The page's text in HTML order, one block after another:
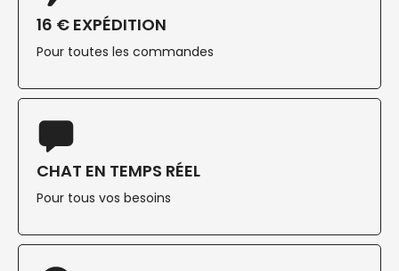
16 € EXPÉDITION
Pour toutes les commandes
CHAT EN TEMPS RÉEL
Pour tous vos besoins